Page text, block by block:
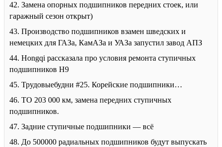
42. Замена опорных подшипников передних стоек, или
гаражный сезон открыт)
43. Производство подшипников взамен шведских и
немецких для ГАЗа, КамАЗа и УАЗа запустил завод АПЗ
44. Hongqi рассказала про условия ремонта ступичных
подшипников H9
45. Трудовыебудни #25. Корейские подшипники…
46. ТО 203 000 км, замена передних ступичных
подшипников.
47. Задние ступичные подшипники — всё
48. До 500000 радиальных подшипников будут выпускать